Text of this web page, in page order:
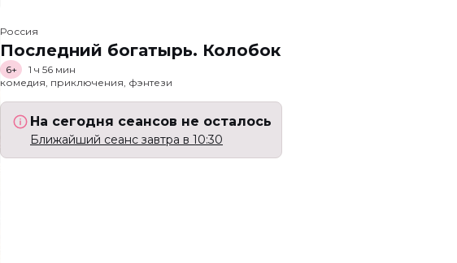
Россия
Последний богатырь. Колобок
6+
1 ч 56 мин
комедия, приключения, фэнтези
На сегодня сеансов не осталось
Ближайший сеанс завтра в 10:30